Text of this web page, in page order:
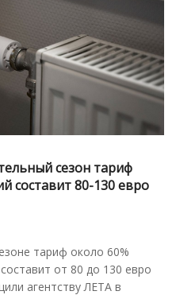
сезон тариф
составит 80-130 евро
тариф около 60%
от 80 до 130 евро
агентству ЛЕТА в